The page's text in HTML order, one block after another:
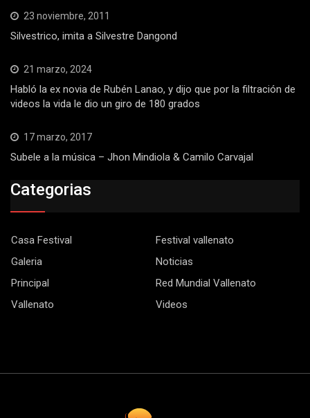
23 noviembre, 2011
Silvestrico, imita a Silvestre Dangond
21 marzo, 2024
Habló la ex novia de Rubén Lanao, y dijo que por la filtración de
videos la vida le dio un giro de 180 grados
17 marzo, 2017
Subele a la música – Jhon Mindiola & Camilo Carvajal
Categorias
Casa Festival
Festival vallenato
Galeria
Noticias
Principal
Red Mundial Vallenato
Vallenato
Videos